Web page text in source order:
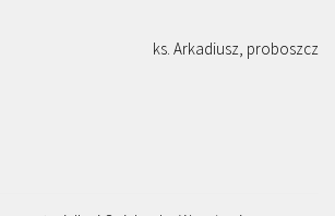
ks. Arkadiusz, proboszcz